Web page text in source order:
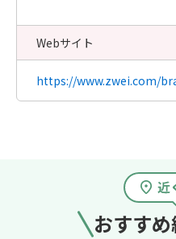
Webサイト
https://www.zwei.com/
おすす